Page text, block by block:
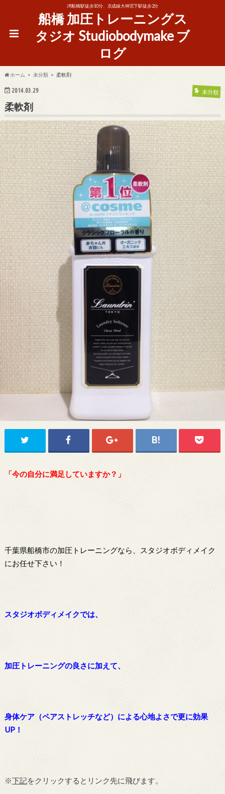
JR船橋駅徒歩10分、京成線大神宮下駅徒歩2分
船橋 加圧トレーニングス
タジオ Studiobodymake ブ
ログ
ホーム 未分類 柔軟剤
2014.03.29 未分類
柔軟剤
「今の自分に満足していますか？」
千葉県船橋市の加圧トレーニングなら、スタジオボディメイク
にお任せ下さい！
スタジオボディメイクでは、
加圧トレーニングの良さに加えて、
身体ケア（ペアストレッチなど）による心地よさで更に効果
UP！
※下記をクリックするとリンク先に飛びます。